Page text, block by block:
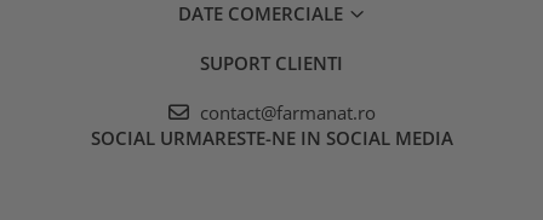
DATE COMERCIALE
SUPORT CLIENTI
contact@farmanat.ro
SOCIAL URMARESTE-NE IN SOCIAL MEDIA